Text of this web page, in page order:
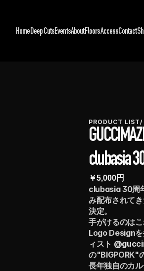
HomeDeep CutsEventsAboutFloorsAccessContact
PRODUCT LIST/
clubasia
￥5,000円
clubasia 30周
み配布されて
決定。
手がけるのは
Logo Design
ィスト
の"BIGPORK"
長年独自のカ